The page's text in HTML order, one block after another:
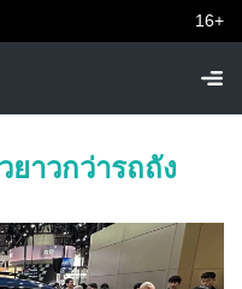
16+
ยาวกว่ารถถัง